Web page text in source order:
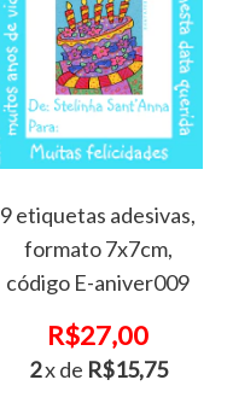
9 etiquetas adesivas,
formato 7x7cm,
código E-aniver009
R$27,00
2x de R$15,75